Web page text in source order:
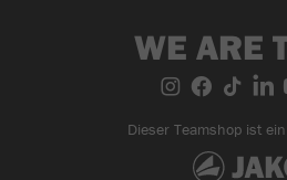
WE ARE
Dieser Teamshop ist